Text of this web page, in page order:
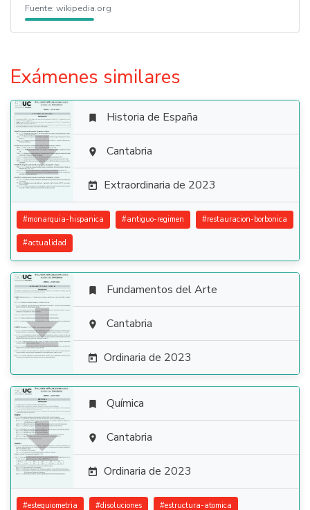
Fuente: wikipedia.org
Exámenes similares

 Historia de España
 Cantabria
 Extraordinaria de 2023
#monarquia-hispanica #antiguo-regimen #restauracion-borbonica
#actualidad

 Fundamentos del Arte
 Cantabria
 Ordinaria de 2023

 Química
 Cantabria
 Ordinaria de 2023
#estequiometria #disoluciones #estructura-atomica